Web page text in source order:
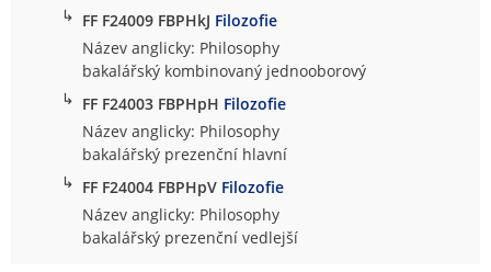
↳ FF F24009 FBPHkJ Filozofie
Název anglicky: Philosophy
bakalářský kombinovaný jednooborový
↳ FF F24003 FBPHpH Filozofie
Název anglicky: Philosophy
bakalářský prezenční hlavní
↳ FF F24004 FBPHpV Filozofie
Název anglicky: Philosophy
bakalářský prezenční vedlejší